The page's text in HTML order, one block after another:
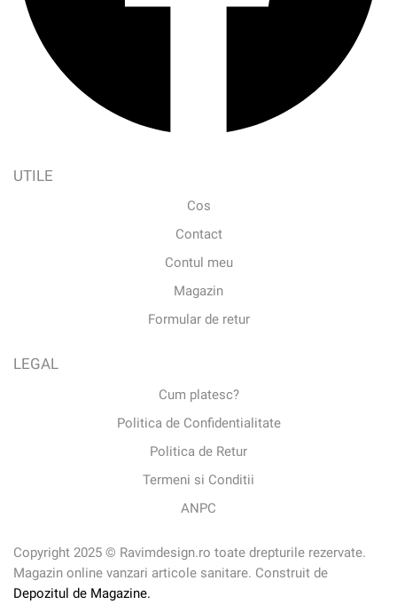
UTILE
Cos
Contact
Contul meu
Magazin
Formular de retur
LEGAL
Cum platesc?
Politica de Confidentialitate
Politica de Retur
Termeni si Conditii
ANPC
Copyright 2025 © Ravimdesign.ro toate drepturile rezervate.
Magazin online vanzari articole sanitare. Construit de
Depozitul de Magazine.